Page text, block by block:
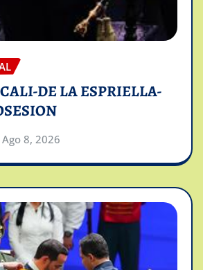
DE LA ESPRIELLA-
Ago 8, 2026